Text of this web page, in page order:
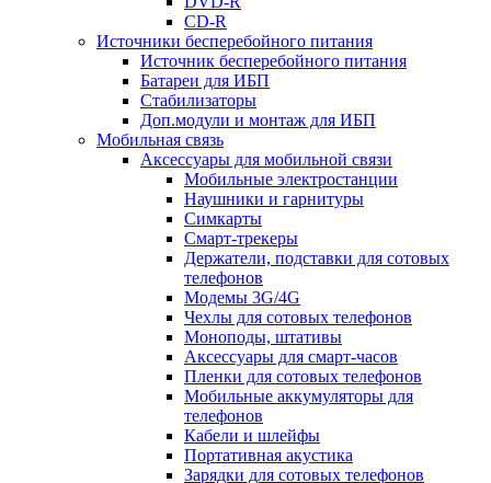
CD-R
Источники бесперебойного питания
Источник бесперебойного питания
Батареи для ИБП
Стабилизаторы
Доп.модули и монтаж для ИБП
Мобильная связь
Аксессуары для мобильной связи
Мобильные электростанции
Наушники и гарнитуры
Симкарты
Смарт-трекеры
Держатели, подставки для сотовых
телефонов
Модемы 3G/4G
Чехлы для сотовых телефонов
Моноподы, штативы
Аксессуары для смарт-часов
Пленки для сотовых телефонов
Мобильные аккумуляторы для
телефонов
Кабели и шлейфы
Портативная акустика
Зарядки для сотовых телефонов